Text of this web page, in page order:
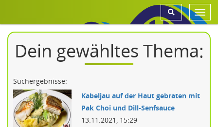
Dein gewähltes Thema:
Suchergebnisse:
Kabeljau auf der Haut gebraten mit
Pak Choi und Dill-Senfsauce
13.11.2021, 15:29